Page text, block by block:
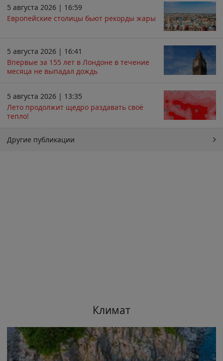
5 августа 2026 | 16:59
Европейские столицы бьют рекорды жары
5 августа 2026 | 16:41
Впервые за 155 лет в Лондоне в течение
месяца не выпадал дождь
5 августа 2026 | 13:35
Лето продолжит щедро раздавать своё
тепло!
Другие публикации
Климат